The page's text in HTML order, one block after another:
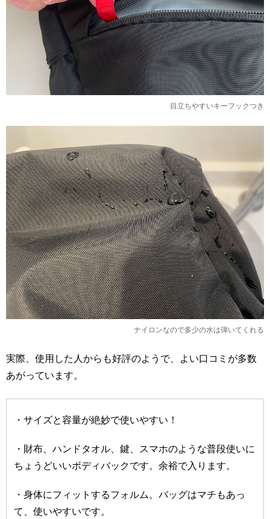
目立ちやすいキーフックつき
ナイロンなので多少の水は弾いてくれる
実際、使用した人からも好評のようで、よい口コミが多数
あがっています。
・サイズと容量が絶妙で使いやすい！
・財布、ハンドタオル、鍵、スマホのような普段使いに
ちょうどいいボディバックです。余裕で入ります。
・身体にフィットするフォルム。バッグはマチもあっ
て、使いやすいです。